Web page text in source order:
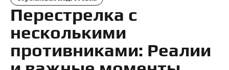
Перестрелка с
несколькими
противниками: Реалии